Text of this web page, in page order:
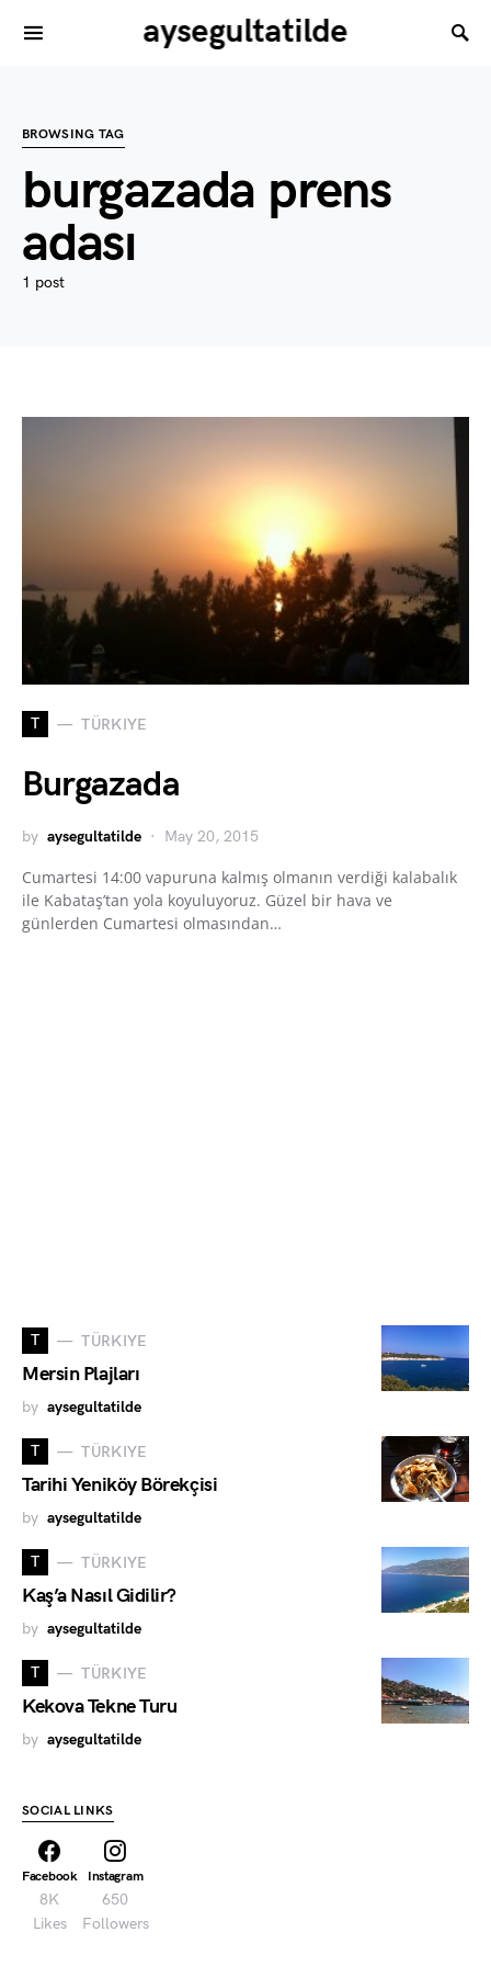
aysegultatilde
BROWSING TAG
burgazada prens
adası
1 post
T TÜRKIYE
Burgazada
by aysegultatilde May 20, 2015
Cumartesi 14:00 vapuruna kalmış olmanın verdiği kalabalık
ile Kabataş’tan yola koyuluyoruz. Güzel bir hava ve
günlerden Cumartesi olmasından…
T TÜRKIYE
Mersin Plajları
by aysegultatilde
T TÜRKIYE
Tarihi Yeniköy Börekçisi
by aysegultatilde
T TÜRKIYE
Kaş’a Nasıl Gidilir?
by aysegultatilde
T TÜRKIYE
Kekova Tekne Turu
by aysegultatilde
SOCIAL LINKS
Facebook
8K
Likes
Instagram
650
Followers